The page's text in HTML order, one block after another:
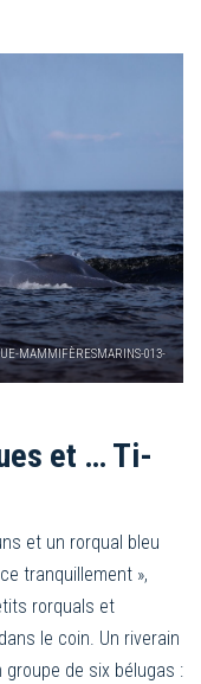
MAMMIFÈRESMARINS-013-
et … Ti-
et un rorqual bleu
tranquillement »,
rorquals et
le coin. Un riverain
groupe de six bélugas :